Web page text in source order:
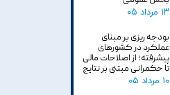
۱۳ مرداد ۰۵
بودجه ریزی بر مبنای
عملکرد در کشورهای
پیشرفته؛ از اصلاحات مالی
تا حکمرانی مبتنی بر نتایج
۱۰ مرداد ۰۵